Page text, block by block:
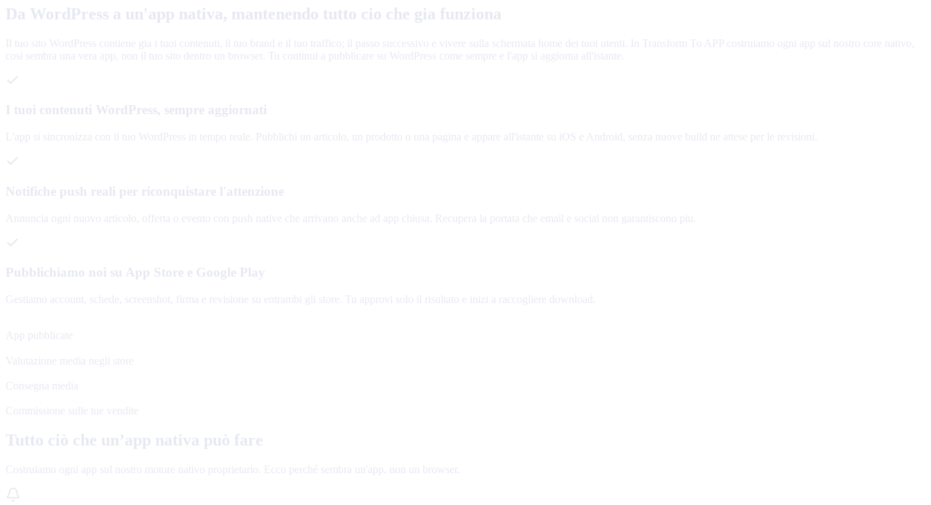
Da WordPress a un'app nativa, mantenendo tutto cio che gia funziona
Il tuo sito WordPress contiene gia i tuoi contenuti, il tuo brand e il tuo traffico; il passo successivo e vivere sulla schermata home dei tuoi utenti. In Transform To APP costruiamo ogni app sul nostro core nativo,
cosi sembra una vera app, non il tuo sito dentro un browser. Tu continui a pubblicare su WordPress come sempre e l'app si aggiorna all'istante.
I tuoi contenuti WordPress, sempre aggiornati
L'app si sincronizza con il tuo WordPress in tempo reale. Pubblichi un articolo, un prodotto o una pagina e appare all'istante su iOS e Android, senza nuove build ne attese per le revisioni.
Notifiche push reali per riconquistare l'attenzione
Annuncia ogni nuovo articolo, offerta o evento con push native che arrivano anche ad app chiusa. Recupera la portata che email e social non garantiscono piu.
Pubblichiamo noi su App Store e Google Play
Gestiamo account, schede, screenshot, firma e revisione su entrambi gli store. Tu approvi solo il risultato e inizi a raccogliere download.
App pubblicate
Valutazione media negli store
Consegna media
Commissione sulle tue vendite
Tutto ciò che un’app nativa può fare
Costruiamo ogni app sul nostro motore nativo proprietario. Ecco perché sembra un'app, non un browser.